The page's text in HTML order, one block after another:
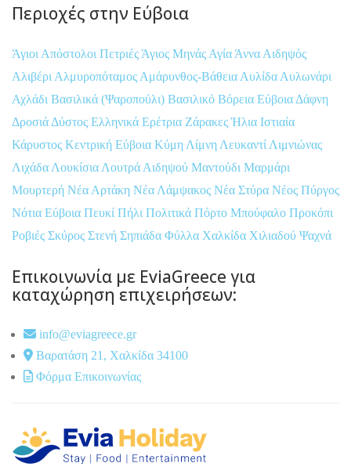
Περιοχές στην Εύβοια
Άγιοι Απόστολοι Πετριές Άγιος Μηνάς Αγία Άννα Αιδηψός
Αλιβέρι Αλμυροπόταμος Αμάρυνθος-Βάθεια Αυλίδα Αυλωνάρι
Αχλάδι Βασιλικά (Ψαροπούλι) Βασιλικό Βόρεια Εύβοια Δάφνη
Δροσιά Δύστος Ελληνικά Ερέτρια ΖάρακεςΉλια Ιστιαία
Κάρυστος Κεντρική Εύβοια Κύμη Λίμνη Λευκαντί Λιμνιώνας
Λιχάδα Λουκίσια Λουτρά Αιδηψού Μαντούδι Μαρμάρι
Μουρτερή Νέα Αρτάκη Νέα Λάμψακος Νέα Στύρα Νέος Πύργος
Νότια Εύβοια Πευκί Πήλι Πολιτικά Πόρτο Μπούφαλο Προκόπι
Ροβιές Σκύρος Στενή Σηπιάδα Φύλλα Χαλκίδα Χιλιαδού Ψαχνά
Επικοινωνία με EviaGreece για
καταχώρηση επιχειρήσεων:
info@eviagreece.gr
Βαρατάση 21, Χαλκίδα 34100
Φόρμα Επικοινωνίας